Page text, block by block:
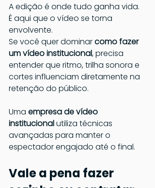
A edição é onde tudo ganha vida.
É aqui que o vídeo se torna
envolvente.
Se você quer dominar como fazer
um vídeo institucional, precisa
entender que ritmo, trilha sonora e
cortes influenciam diretamente na
retenção do público.
Uma empresa de vídeo
institucional utiliza técnicas
avançadas para manter o
espectador engajado até o final.
Vale a pena fazer